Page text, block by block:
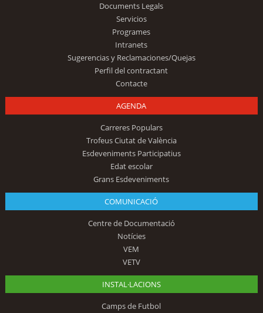
Documents Legals
Servicios
Programes
Intranets
Sugerencias y Reclamaciones/Quejas
Perfil del contractant
Contacte
AGENDA
Carreres Populars
Trofeus Ciutat de València
Esdeveniments Participatius
Edat escolar
Grans Esdeveniments
COMUNICACIÓ
Centre de Documentació
Notícies
VEM
VETV
INSTAL·LACIONS
Camps de Futbol